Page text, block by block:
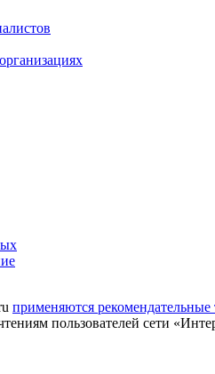
применяются рекомендательные
пользователей сети